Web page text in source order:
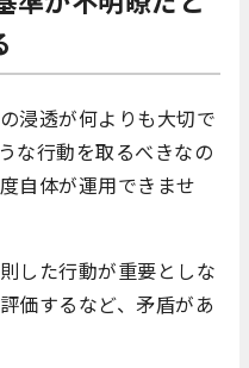
浸透が何よりも大切で
な行動を取るべきなの
自体が運用できませ
した行動が重要としな
価するなど、矛盾があ